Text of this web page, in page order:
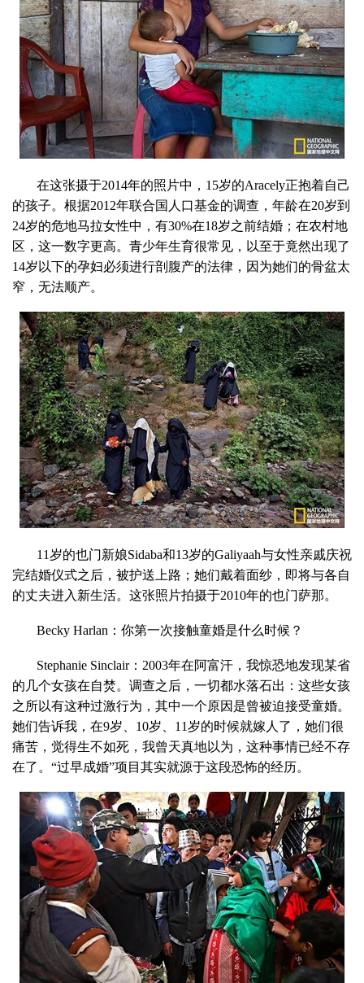
在这张摄于2014年的照片中，15岁的Aracely正抱着自己
的孩子。根据2012年联合国人口基金的调查，年龄在20岁到
24岁的危地马拉女性中，有30%在18岁之前结婚；在农村地
区，这一数字更高。青少年生育很常见，以至于竟然出现了
14岁以下的孕妇必须进行剖腹产的法律，因为她们的骨盆太
窄，无法顺产。
11岁的也门新娘Sidaba和13岁的Galiyaah与女性亲戚庆祝
完结婚仪式之后，被护送上路；她们戴着面纱，即将与各自
的丈夫进入新生活。这张照片拍摄于2010年的也门萨那。
Becky Harlan：你第一次接触童婚是什么时候？
Stephanie Sinclair：2003年在阿富汗，我惊恐地发现某省
的几个女孩在自焚。调查之后，一切都水落石出：这些女孩
之所以有这种过激行为，其中一个原因是曾被迫接受童婚。
她们告诉我，在9岁、10岁、11岁的时候就嫁人了，她们很
痛苦，觉得生不如死，我曾天真地以为，这种事情已经不存
在了。“过早成婚”项目其实就源于这段恐怖的经历。